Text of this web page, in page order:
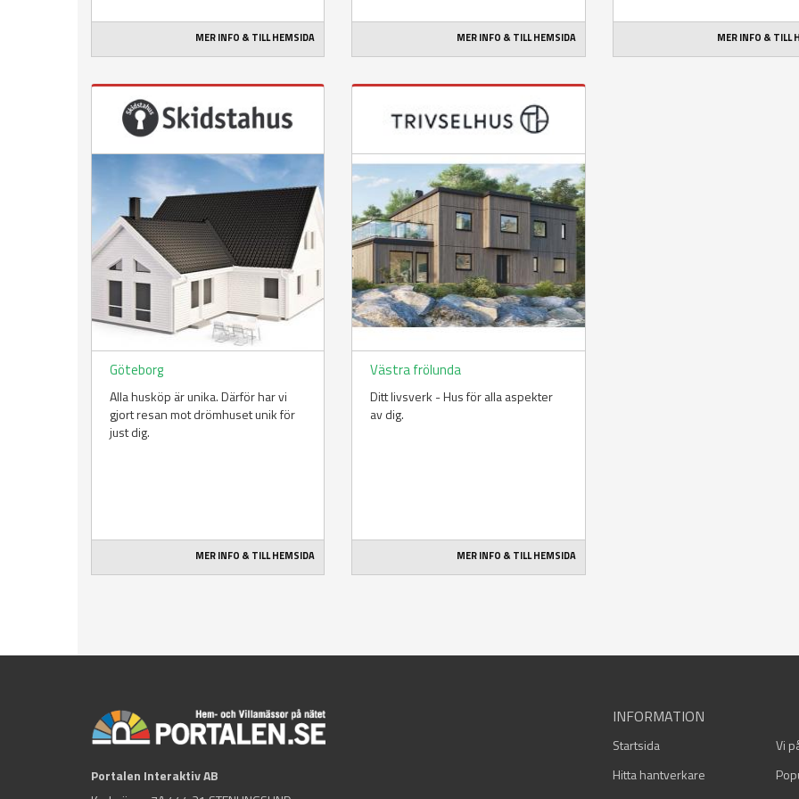
MER INFO & TILL HEMSIDA MER INFO & TILL HEMSIDA MER INFO & TILL
Göteborg
Alla husköp är unika. Därför har vi
gjort resan mot drömhuset unik för
just dig.
MER INFO & TILL HEMSIDA
Västra frölunda
Ditt livsverk - Hus för alla aspekter
av dig.
MER INFO & TILL HEMSIDA
Portalen Interaktiv AB
INFORMATION
Startsida Vi
Hitta hantverkare